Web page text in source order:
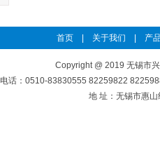
首页 关于我们 产
Copyright @ 2019 无锡市
电话：0510-83830555 82259822
地 址：无锡市惠